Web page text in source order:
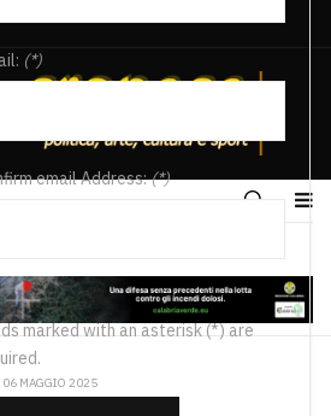
(*)
email Address:(*)
marked with an asterisk (*) are
06 MAGGIO 2025